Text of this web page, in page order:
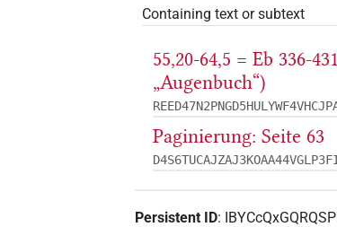
Containing text or subtext
55,20-64,5 = Eb 336-
„Augenbuch“)
Paginierung: Seite 63
Persistent ID: